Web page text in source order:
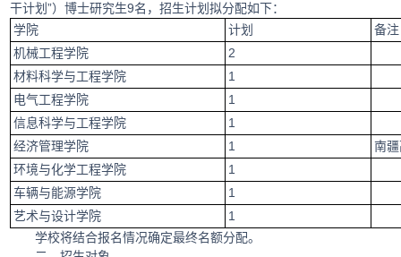
干计划”）博士研究生9名，招生计划拟分配如下：
学院
计划
备注
机械工程学院
2
材料科学与工程学院
1
电气工程学院
1
信息科学与工程学院
1
经济管理学院
1
南
环境与化学工程学院
1
车辆与能源学院
1
艺术与设计学院
1
学校将结合报名情况确定最终名额分配。